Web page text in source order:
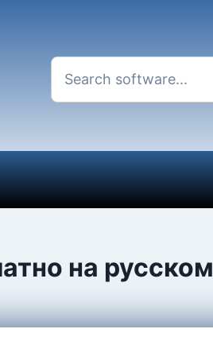
на русском